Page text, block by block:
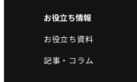
お役立ち情報
お役立ち資料
記事・コラム